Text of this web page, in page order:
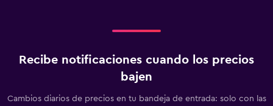
Recibe notificaciones cuando los precios
bajen
Cambios diarios de precios en tu bandeja de entrada: solo con las